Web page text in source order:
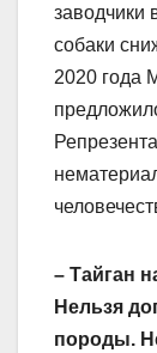
заводчики
собаки
2020 года
– Тайган
Нельзя
породы.